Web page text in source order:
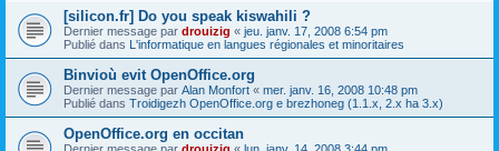
[silicon.fr] Do you speak kiswahili ?
Dernier message par drouizig « jeu. janv. 17, 2008 6:54 pm
Publié dans L'informatique en langues régionales et minoritaires
Binvioù evit OpenOffice.org
Dernier message par Alan Monfort « mer. janv. 16, 2008 10:48 pm
Publié dans Troidigezh OpenOffice.org e brezhoneg (1.1.x, 2.x ha 3.x)
OpenOffice.org en occitan
Dernier message par drouizig « lun. janv. 14, 2008 3:44 pm